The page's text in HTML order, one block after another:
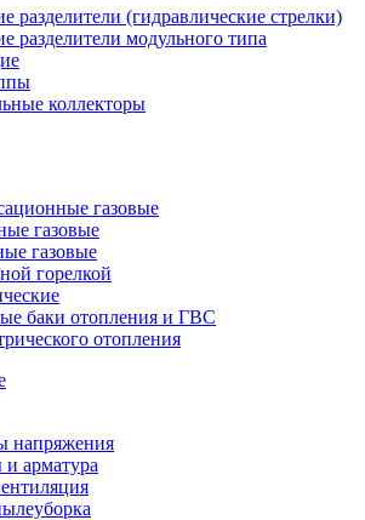
разделители (гидравлические стрелки)
разделители модульного типа
коллекторы
газовые
газовые
газовые
горелкой
баки отопления и ГВС
отопления
напряжения
арматура